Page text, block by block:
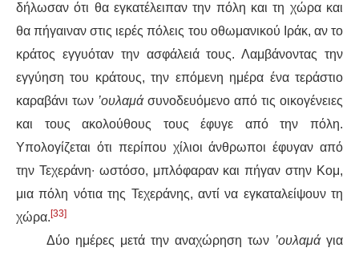
δήλωσαν ότι θα εγκατέλειπαν την πόλη και τη χώρα και
θα πήγαιναν στις ιερές πόλεις του οθωμανικού Ιράκ, αν το
κράτος εγγυόταν την ασφάλειά τους. Λαμβάνοντας την
εγγύηση του κράτους, την επόμενη ημέρα ένα τεράστιο
καραβάνι των ’ουλαμάσυνοδευόμενο από τις οικογένειες
και τους ακολούθους τους έφυγε από την πόλη.
Υπολογίζεται ότι περίπου χίλιοι άνθρωποι έφυγαν από
την Τεχεράνη∙ ωστόσο, μπλόφαραν και πήγαν στην Κομ,
μια πόλη νότια της Τεχεράνης, αντί να εγκαταλείψουν τη
χώρα. [33]
Δύο ημέρες μετά την αναχώρηση των ’ουλαμάγια